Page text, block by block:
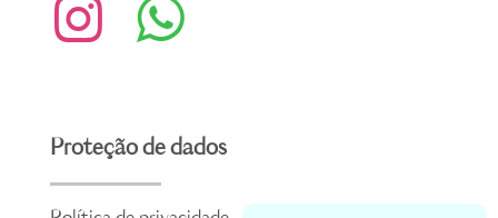
Proteção de dados